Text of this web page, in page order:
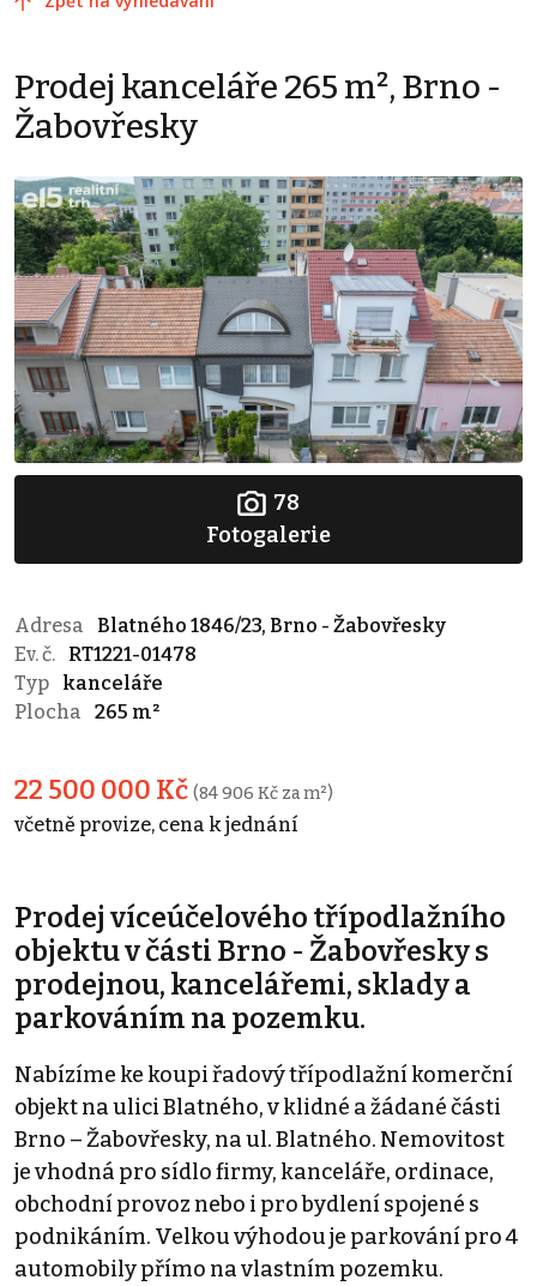
Prodej kanceláře 265 m², Brno -
Žabovřesky
78
Fotogalerie
Adresa
Blatného 1846/23, Brno - Žabovřesky
Ev. č.
RT1221-01478
Typ
kanceláře
Plocha
265 m²
22 500 000 Kč (84 906 Kč za m²)
včetně provize, cena k jednání
Prodej víceúčelového třípodlažního
objektu v části Brno - Žabovřesky s
prodejnou, kancelářemi, sklady a
parkováním na pozemku.
Nabízíme ke koupi řadový třípodlažní komerční
objekt na ulici Blatného, v klidné a žádané části
Brno – Žabovřesky, na ul. Blatného. Nemovitost
je vhodná pro sídlo firmy, kanceláře, ordinace,
obchodní provoz nebo i pro bydlení spojené s
podnikáním. Velkou výhodou je parkování pro 4
automobily přímo na vlastním pozemku.